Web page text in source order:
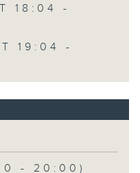
18:04 -
19:04 -
- 20:00)